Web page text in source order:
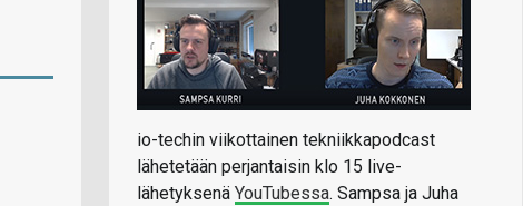
io-techin viikottainen tekniikkapodcast
lähetetään perjantaisin klo 15 live-
lähetyksenä YouTubessa. Sampsa ja Juha